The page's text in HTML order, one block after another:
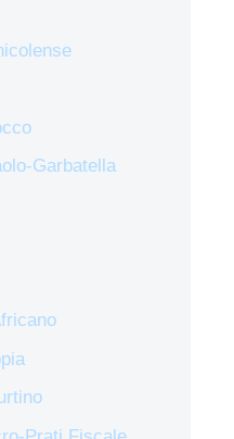
Garbatella